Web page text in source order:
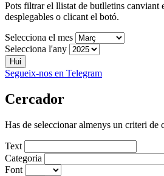
Pots filtrar el llistat de butlletins canviant
desplegables o clicant el botó.
Selecciona el mes
Selecciona l'any
Hui
Segueix-nos en Telegram
Cercador
Has de seleccionar almenys un criteri de
Text
Categoria
Font